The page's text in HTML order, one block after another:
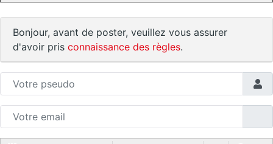
Bonjour, avant de poster, veuillez vous assurer
d'avoir pris connaissance des règles.